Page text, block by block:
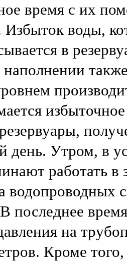
время с их
воды,
в
день. Утром, в
работать
водопроводных
последнее
на
Кроме